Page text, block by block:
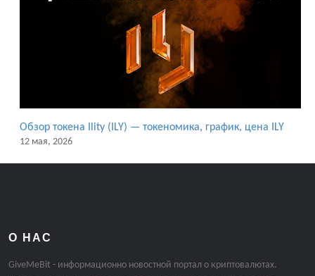
Обзор токена Ility (ILY) — токеномика, график, цена ILY
12 мая, 2026
О НАС
GiveMeBit - информационно новостной портал о криптовалютах.